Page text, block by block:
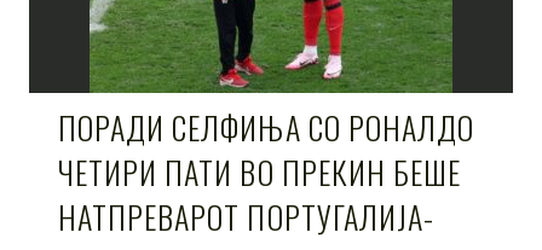
ПОРАДИ СЕЛФИЊА СО РОНАЛДО
ЧЕТИРИ ПАТИ ВО ПРЕКИН БЕШЕ
НАТПРЕВАРОТ ПОРТУГАЛИЈА-